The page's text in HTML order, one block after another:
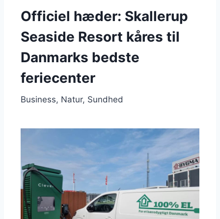
Officiel hæder: Skallerup
Seaside Resort kåres til
Danmarks bedste
feriecenter
Business Natur Sundhed